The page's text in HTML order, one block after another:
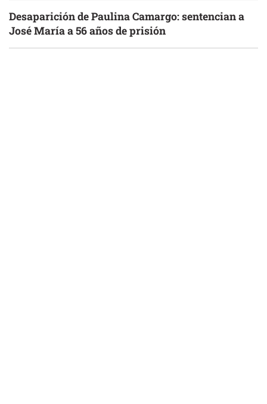
Desaparición de Paulina Camargo: sentencian a
José María a 56 años de prisión